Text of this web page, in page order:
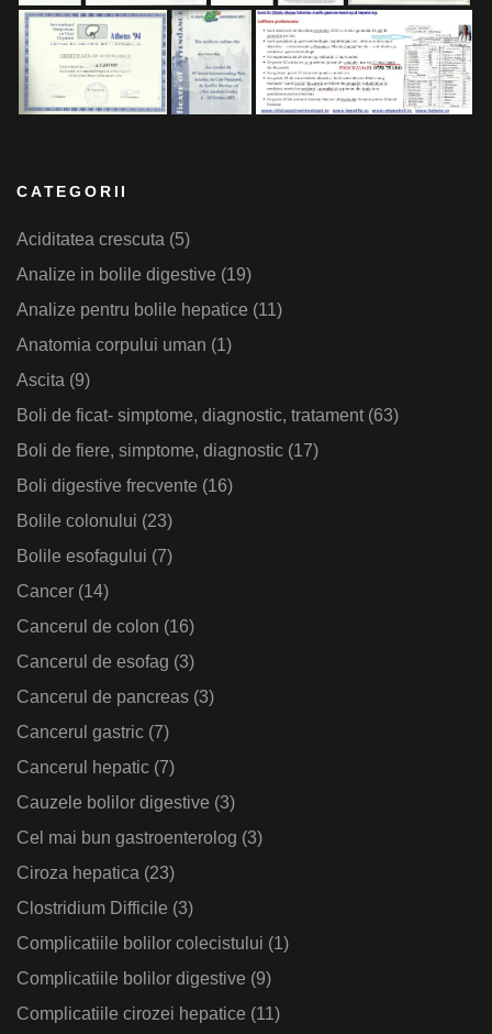
CATEGORII
Aciditatea crescuta (5)
Analize in bolile digestive (19)
Analize pentru bolile hepatice (11)
Anatomia corpului uman (1)
Ascita (9)
Boli de ficat- simptome, diagnostic, tratament(63)
Boli de fiere, simptome, diagnostic (17)
Boli digestive frecvente (16)
Bolile colonului (23)
Bolile esofagului (7)
Cancer (14)
Cancerul de colon (16)
Cancerul de esofag (3)
Cancerul de pancreas (3)
Cancerul gastric (7)
Cancerul hepatic (7)
Cauzele bolilor digestive (3)
Cel mai bun gastroenterolog (3)
Ciroza hepatica (23)
Clostridium Difficile (3)
Complicatiile bolilor colecistului (1)
Complicatiile bolilor digestive (9)
Complicatiile cirozei hepatice (11)